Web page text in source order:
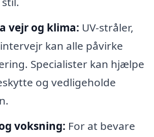
vejr og klima: UV-stråler,
kan alle påvirke
Specialister kan hjælpe
og vedligeholde
voksning: For at bevare